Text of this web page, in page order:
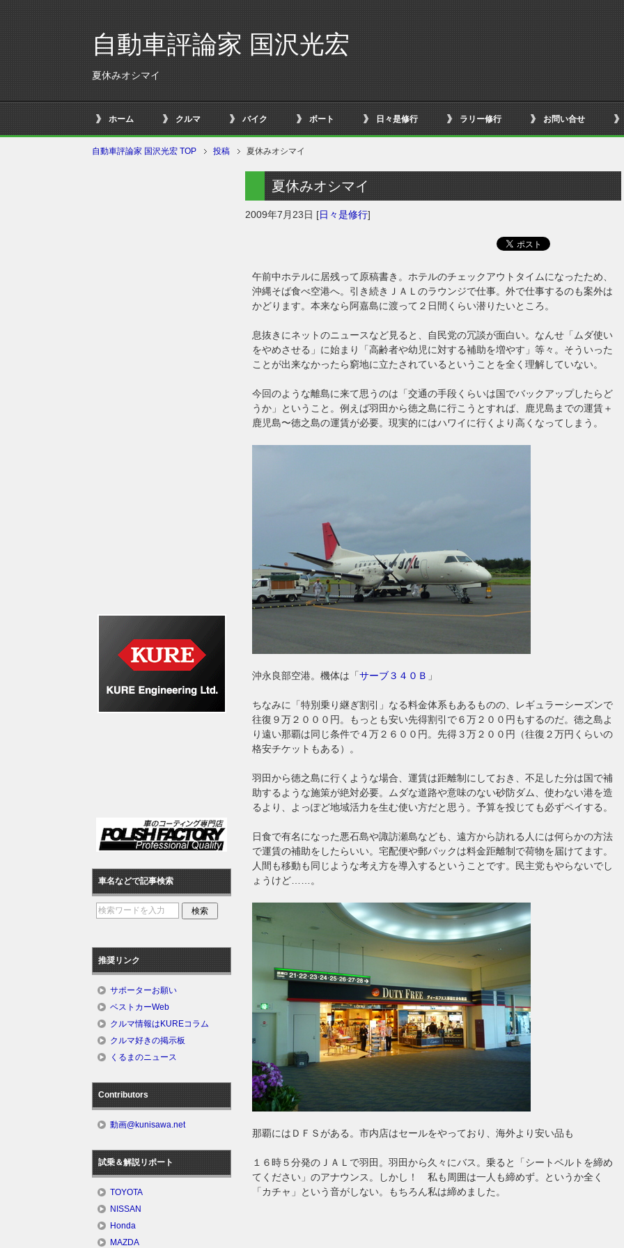
自動車評論家 国沢光宏
夏休みオシマイ
ホーム クルマ バイク ボート 日々是修行 ラリー修行 お問い合せ
自動車評論家 国沢光宏 TOP 投稿 夏休みオシマイ
夏休みオシマイ
2009年7月23日 [日々是修行]
午前中ホテルに居残って原稿書き。ホテルのチェックアウトタイムになったため、
沖縄そば食べ空港へ。引き続きＪＡＬのラウンジで仕事。外で仕事するのも案外は
かどります。本来なら阿嘉島に渡って２日間くらい潜りたいところ。
息抜きにネットのニュースなど見ると、自民党の冗談が面白い。なんせ「ムダ使い
をやめさせる」に始まり「高齢者や幼児に対する補助を増やす」等々。そういった
ことが出来なかったら窮地に立たされているということを全く理解していない。
今回のような離島に来て思うのは「交通の手段くらいは国でバックアップしたらど
うか」ということ。例えば羽田から徳之島に行こうとすれば、鹿児島までの運賃＋
鹿児島〜徳之島の運賃が必要。現実的にはハワイに行くより高くなってしまう。
沖永良部空港。機体は「サーブ３４０Ｂ 」
ちなみに「特別乗り継ぎ割引」なる料金体系もあるものの、レギュラーシーズンで
往復９万２０００円。もっとも安い先得割引で６万２００円もするのだ。徳之島よ
り遠い那覇は同じ条件で４万２６００円。先得３万２００円（往復２万円くらいの
格安チケットもある）。
羽田から徳之島に行くような場合、運賃は距離制にしておき、不足した分は国で補
助するような施策が絶対必要。ムダな道路や意味のない砂防ダム、使わない港を造
るより、よっぽど地域活力を生む使い方だと思う。予算を投じても必ずペイする。
日食で有名になった悪石島や諏訪瀬島なども、遠方から訪れる人には何らかの方法
で運賃の補助をしたらいい。宅配便や郵パックは料金距離制で荷物を届けてます。
人間も移動も同じような考え方を導入するということです。民主党もやらないでし
ょうけど……。
那覇にはＤＦＳがある。市内店はセールをやっており、海外より安い品も
１６時５分発のＪＡＬで羽田。羽田から久々にバス。乗ると「シートベルトを締め
てください」のアナウンス。しかし！ 私も周囲は一人も締めず。というか全く
「カチャ」という音がしない。もちろん私は締めました。
車名などで記事検索
推奨リンク
サポーターお願い
ベストカーWeb
クルマ情報はKUREコラム
クルマ好きの掲示板
くるまのニュース
Contributors
動画@kunisawa.net
試乗＆解説リポート
TOYOTA
NISSAN
Honda
MAZDA